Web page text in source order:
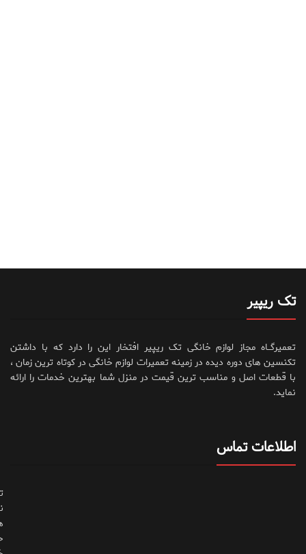
تک ریپیر
تعمیرگــاه مجاز لوازم خانگی تک ریپیر افتخار این را دارد که با داشتن
تکنسین های دوره دیده در زمینه تعمیرات لوازم خانگی در کوتاه ترین زمان ،
با قطعات اصل و مناسب ترین قیمت در منزل شما بهترین خدمات را ارائه
نماید.
اطلاعات تماس